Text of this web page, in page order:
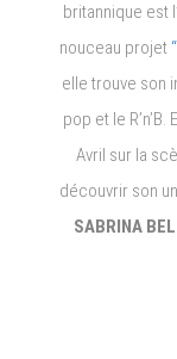
britannique est
nouceau projet
elle trouve son
pop et le
Avril sur la
découvrir son
SABRINA